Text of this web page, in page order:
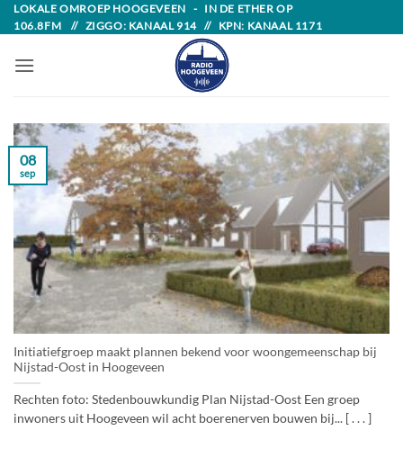
Skip
to
content
LOKALE OMROEP HOOGEVEEN - IN DE ETHER OP
106.8FM // ZIGGO: KANAAL 914 // KPN: KANAAL 1171
Initiatiefgroep maakt plannen bekend voor woongemeenschap bij
Nijstad-Oost in Hoogeveen
Rechten foto: Stedenbouwkundig Plan Nijstad-Oost Een groep
inwoners uit Hoogeveen wil acht boerenerven bouwen bij... [ . . . ]
08
sep